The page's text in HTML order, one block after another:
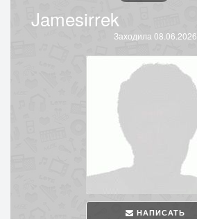
Jamesirrek
Заходила 08.06.2026
НАПИСАТЬ